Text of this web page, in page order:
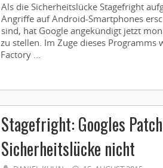
Als die Sicherheitslücke Stagefright
Angriffe auf Android-Smartphones
sind, hat Google angekündigt jetzt
zu stellen. Im Zuge dieses Programms
Factory ...
Stagefright: Googles
Sicherheitslücke nicht